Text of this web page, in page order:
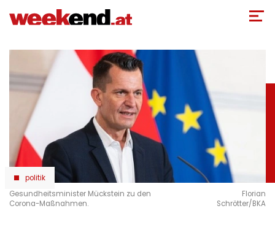
zum
politik
Gesundheitsminister Mückstein zu den
Corona-Maßnahmen.
Florian
Schrötter/BKA